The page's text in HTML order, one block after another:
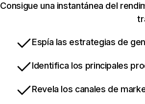
Consigue una instantánea del
Espía las estrategias de
Identifica los principales
Revela los canales de